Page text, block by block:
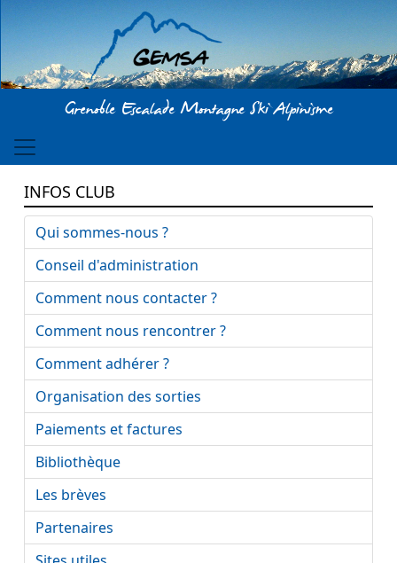
Aller au contenu principal
Grenoble Escalade Montagne Ski Alpinisme
INFOS CLUB
Qui sommes-nous ?
Conseil d'administration
Comment nous contacter ?
Comment nous rencontrer ?
Comment adhérer ?
Organisation des sorties
Paiements et factures
Bibliothèque
Les brèves
Partenaires